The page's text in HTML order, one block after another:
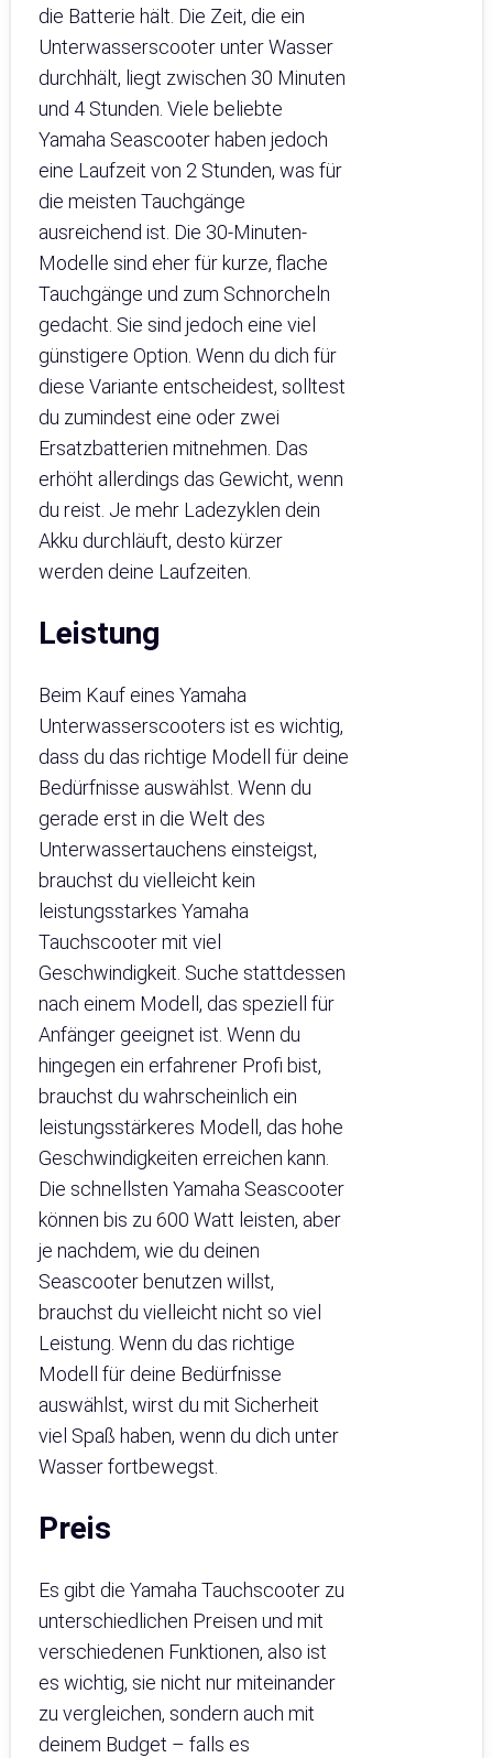
die Batterie hält. Die Zeit, die ein
Unterwasserscooter unter Wasser
durchhält, liegt zwischen 30 Minuten
und 4 Stunden. Viele beliebte
Yamaha Seascooter haben jedoch
eine Laufzeit von 2 Stunden, was für
die meisten Tauchgänge
ausreichend ist. Die 30-Minuten-
Modelle sind eher für kurze, flache
Tauchgänge und zum Schnorcheln
gedacht. Sie sind jedoch eine viel
günstigere Option. Wenn du dich für
diese Variante entscheidest, solltest
du zumindest eine oder zwei
Ersatzbatterien mitnehmen. Das
erhöht allerdings das Gewicht, wenn
du reist. Je mehr Ladezyklen dein
Akku durchläuft, desto kürzer
werden deine Laufzeiten.
Leistung
Beim Kauf eines Yamaha
Unterwasserscooters ist es wichtig,
dass du das richtige Modell für deine
Bedürfnisse auswählst. Wenn du
gerade erst in die Welt des
Unterwassertauchens einsteigst,
brauchst du vielleicht kein
leistungsstarkes Yamaha
Tauchscooter mit viel
Geschwindigkeit. Suche stattdessen
nach einem Modell, das speziell für
Anfänger geeignet ist. Wenn du
hingegen ein erfahrener Profi bist,
brauchst du wahrscheinlich ein
leistungsstärkeres Modell, das hohe
Geschwindigkeiten erreichen kann.
Die schnellsten Yamaha Seascooter
können bis zu 600 Watt leisten, aber
je nachdem, wie du deinen
Seascooter benutzen willst,
brauchst du vielleicht nicht so viel
Leistung. Wenn du das richtige
Modell für deine Bedürfnisse
auswählst, wirst du mit Sicherheit
viel Spaß haben, wenn du dich unter
Wasser fortbewegst.
Preis
Es gibt die Yamaha Tauchscooter zu
unterschiedlichen Preisen und mit
verschiedenen Funktionen, also ist
es wichtig, sie nicht nur miteinander
zu vergleichen, sondern auch mit
deinem Budget – falls es